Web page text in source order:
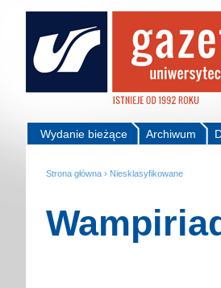
Archiwum
Wydanie bieżące
Strona główna › Niesklasyfikowane